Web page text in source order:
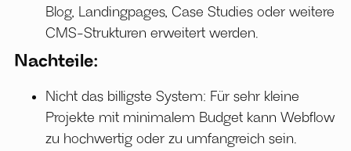
Blog, Landingpages, Case Studies oder weitere
CMS-Strukturen erweitert werden.
Nachteile:
Nicht das billigste System: Für sehr kleine
Projekte mit minimalem Budget kann Webflow
zu hochwertig oder zu umfangreich sein.